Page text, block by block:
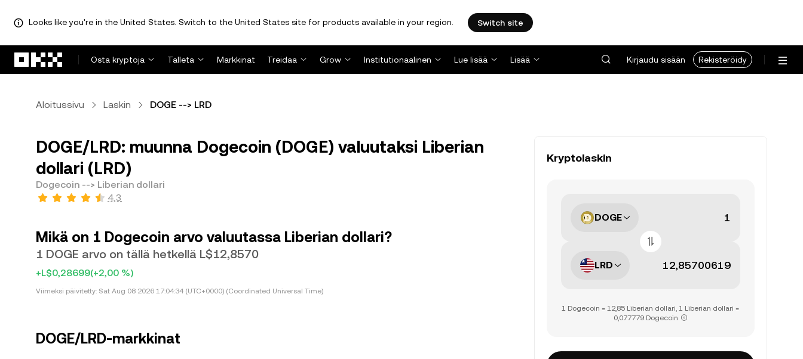
Looks like you're in the United States. Switch to the United States site for products available in your region. Switch site
Osta kryptoja
Talleta Markkinat Treidaa Grow Institutionaalinen Lue lisää Lisää Kirjaudu sisään Rekisteröidy
Aloitussivu Laskin DOGE --> LRD
DOGE/LRD: muunna Dogecoin (DOGE) valuutaksi Liberian
dollari (LRD)
Dogecoin --> Liberian dollari
4,3
Mikä on 1 Dogecoin arvo valuutassa Liberian dollari?
1 DOGE arvo on tällä hetkellä L$12,8570
+L$0,28699(+2,00 %)
Viimeksi päivitetty: Sat Aug 08 2026 17:04:34 (UTC+0000) (Coordinated Universal Time)
DOGE/LRD-markkinat
Kryptolaskin
DOGE
LRD
1 Dogecoin = 12,85 Liberian dollari, 1 Liberian dollari =
0,077779 Dogecoin